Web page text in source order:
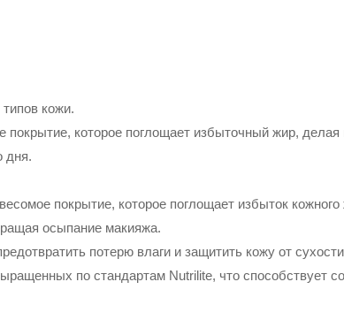
кожи.
которое поглощает избыточный жир, делая
дня.
покрытие, которое поглощает избыток
осыпание макияжа.
потерю влаги и защитить кожу от
по стандартам Nutrilite, что способствует